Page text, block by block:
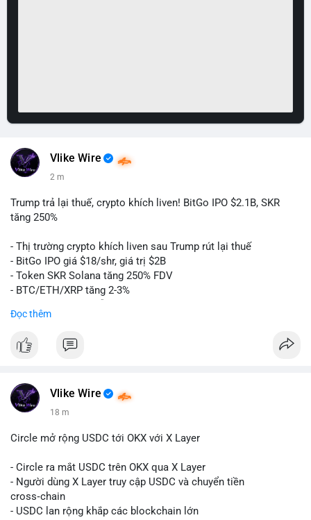
Vlike Wire
2 m
Trump trả lại thuế, crypto khích liven! BitGo IPO $2.1B, SKR
tăng 250%
- Thị trường crypto khích liven sau Trump rút lại thuế
- BitGo IPO giá $18/shr, giá trị $2B
- Token SKR Solana tăng 250% FDV
- BTC/ETH/XRP tăng 2-3%
- US Senates chuẩn bị hành động Clarity Act
- Nga công nhận crypto là tài sản
$btc#btc$eth
📰 Nguồn: Decrypt
Đọc thêm
Vlike Wire
18 m
Circle mở rộng USDC tới OKX với X Layer
- Circle ra mắt USDC trên OKX qua X Layer
- Người dùng X Layer truy cập USDC và chuyển tiền
cross‑chain
- USDC lan rộng khắp các blockchain lớn